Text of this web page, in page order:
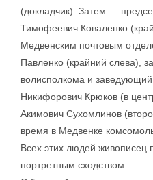
(докладчик). Затем —
Тимофеевич Коваленко
Медвенским почтовым
Павленко (крайний слева),
волисполкома и
Никифорович Крюков (в
Акимович Сухомлинов
время в Медвенке
Всех этих людей живописец
портретным сходством.